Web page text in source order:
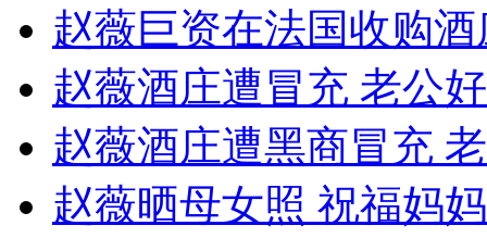
消防员救轻生者 花炮节热闹非凡 减压"枕头大战"
赵薇巨资在法国收购
赵薇酒庄遭冒充 老公
赵薇酒庄遭黑商冒充
赵薇晒母女照 祝福妈